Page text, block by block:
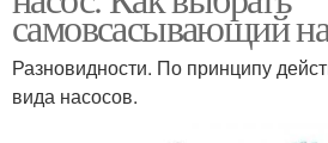
самовсасывающий
Разновидности. По принципу
вида насосов.